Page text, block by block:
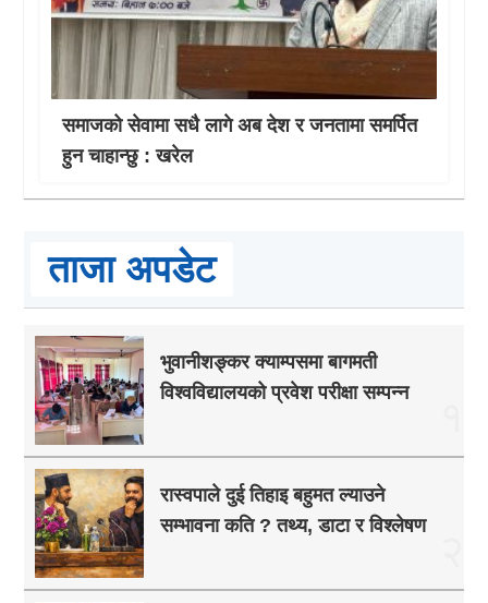
समाजको सेवामा सधै लागे अब देश र जनतामा समर्पित
हुन चाहान्छु : खरेल
ताजा अपडेट
भुवानीशङ्कर क्याम्पसमा बागमती
विश्वविद्यालयको प्रवेश परीक्षा सम्पन्न
रास्वपाले दुई तिहाइ बहुमत ल्याउने
सम्भावना कति ? तथ्य, डाटा र विश्लेषण